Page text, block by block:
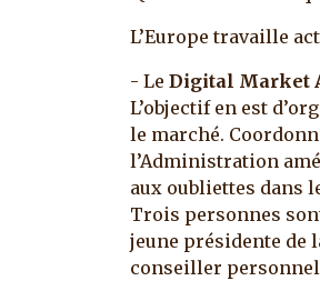
L’Europe travaille
- Le Digital Market
L’objectif en est
le marché.
l’Administration
aux oubliettes dans
Trois personnes
jeune présidente de
conseiller